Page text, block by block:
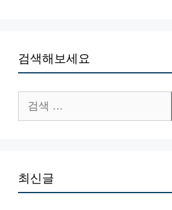
검색해보세요
색:
최신글